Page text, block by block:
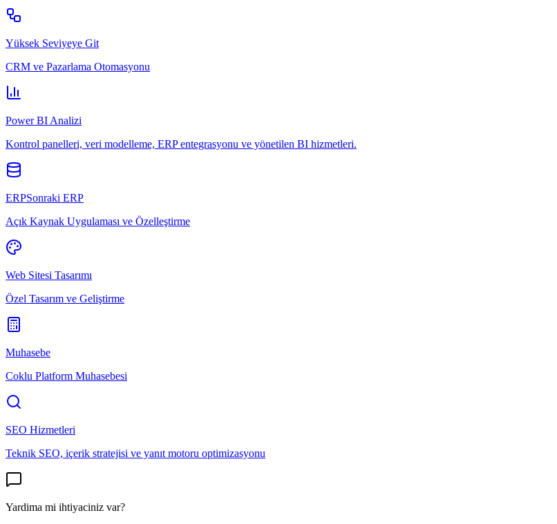
Yüksek Seviyeye Git
CRM ve Pazarlama Otomasyonu
Power BI Analizi
Kontrol panelleri, veri modelleme, ERP entegrasyonu ve yönetilen BI hizmetleri.
ERPSonraki ERP
Açık Kaynak Uygulaması ve Özelleştirme
Web Sitesi Tasarımı
Özel Tasarım ve Geliştirme
Muhasebe
Coklu Platform Muhasebesi
SEO Hizmetleri
Teknik SEO, içerik stratejisi ve yanıt motoru optimizasyonu
Yardima mi ihtiyaciniz var?